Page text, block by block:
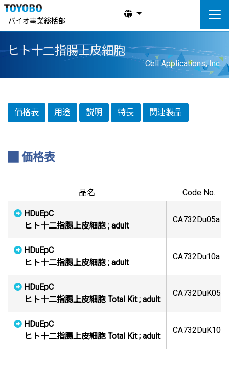
バイオ事業総括部
ヒト十二指腸上皮細胞
Cell Applications, Inc.
価格表 用途 説明 特長 関連製品
価格表
品名 Code No.
HDuEpC
ヒト十二指腸上皮細胞 ; adult
CA732Du05a
HDuEpC
ヒト十二指腸上皮細胞 ; adult
CA732Du10a
HDuEpC
ヒト十二指腸上皮細胞 Total Kit ; adult
CA732DuK05a
HDuEpC
ヒト十二指腸上皮細胞 Total Kit ; adult
CA732DuK10a